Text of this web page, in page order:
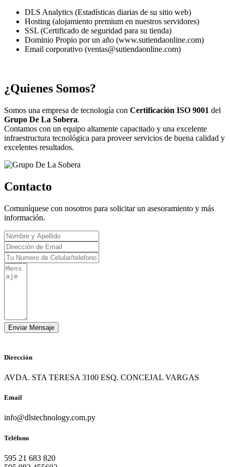
DLS Analytics (Estadísticas diarias de su sitio web)
Hosting (alojamiento premium en nuestros servidores)
SSL (Certificado de seguridad para su tienda)
Dominio Propio por un año (www.sutiendaonline.com)
Email corporativo (ventas@sutiendaonline.com)
¿Quienes Somos?
Somos una empresa de tecnología con Certificación ISO 9001 del
Grupo De La Sobera.
Contamos con un equipo altamente capacitado y una excelente
infraestructura tecnológica para proveer servicios de buena calidad y
excelentes resultados.
Contacto
Comuníquese con nosotros para solicitar un asesoramiento y más
información.
Dirección
AVDA. STA TERESA 3100 ESQ. CONCEJAL VARGAS
Email
info@dlstechnology.com.py
Teléfono
595 21 683 820